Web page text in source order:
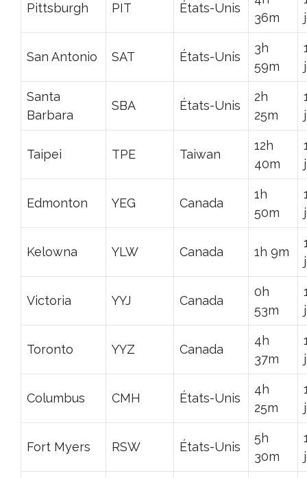
Pittsburgh PIT États-Unis
36m
San Antonio SAT États-Unis
3h
59m
Santa
Barbara
SBA États-Unis
2h
25m
Taipei TPE Taiwan
12h
40m
Edmonton YEG Canada
1h
50m
Kelowna YLW Canada 1h 9m
Victoria YYJ Canada
0h
53m
Toronto YYZ Canada
4h
37m
Columbus CMH États-Unis
4h
25m
Fort Myers RSW États-Unis
5h
30m